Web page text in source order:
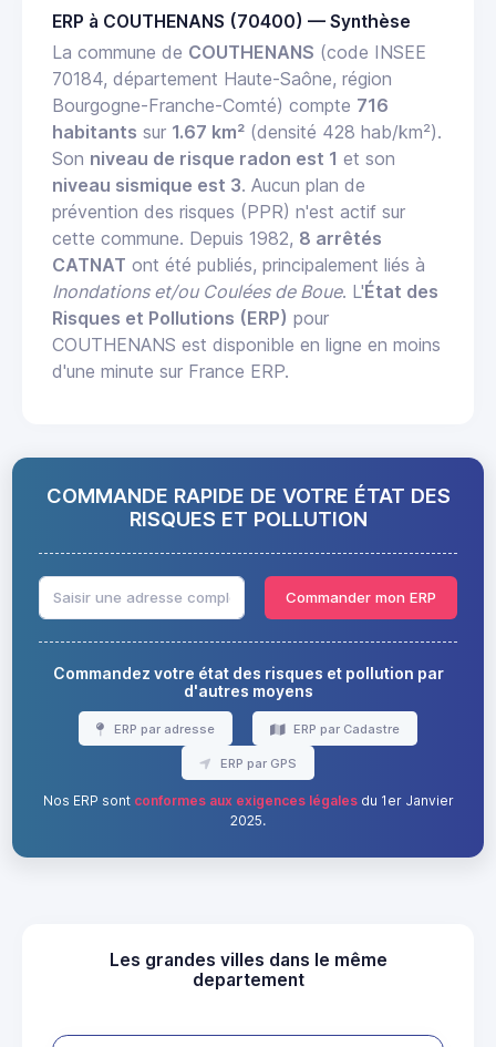
ERP à COUTHENANS (70400) — Synthèse
La commune de COUTHENANS (code INSEE
70184, département Haute-Saône, région
Bourgogne-Franche-Comté) compte 716
habitants sur 1.67 km² (densité 428 hab/km²).
Son niveau de risque radon est 1 et son
niveau sismique est 3. Aucun plan de
prévention des risques (PPR) n'est actif sur
cette commune. Depuis 1982, 8 arrêtés
CATNAT ont été publiés, principalement liés à
Inondations et/ou Coulées de Boue. L'État des
Risques et Pollutions (ERP) pour
COUTHENANS est disponible en ligne en moins
d'une minute sur France ERP.
COMMANDE RAPIDE DE VOTRE ÉTAT DES
RISQUES ET POLLUTION
Commander mon ERP
Commandez votre état des risques et pollution par
d'autres moyens
ERP par adresse ERP par Cadastre
ERP par GPS
Nos ERP sont conformes aux exigences légalesdu 1er Janvier
2025.
Les grandes villes dans le même
departement